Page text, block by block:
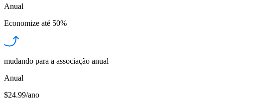
Anual
Economize até 50%
mudando para a associação anual
Anual
$24.99/ano